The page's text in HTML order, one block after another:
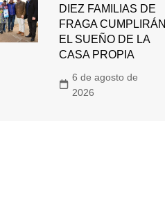
DIEZ FAMILIAS DE
FRAGA CUMPLIRÁN
EL SUEÑO DE LA
CASA PROPIA
6 de agosto de
2026